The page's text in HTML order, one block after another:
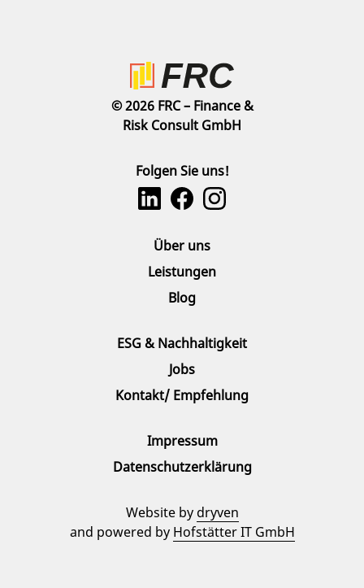
© 2026 FRC – Finance &
Risk Consult GmbH
Folgen Sie uns!
Über uns
Leistungen
Blog
ESG & Nachhaltigkeit
Jobs
Kontakt/ Empfehlung
Impressum
Datenschutzerklärung
Website by dryven
and powered by Hofstätter IT GmbH